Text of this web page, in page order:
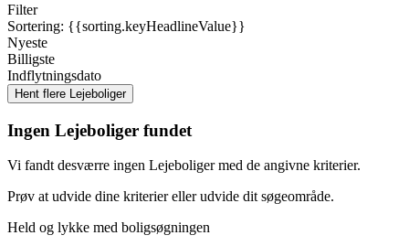
Filter
Sortering: {{sorting.keyHeadlineValue}}
Nyeste
Billigste
Indflytningsdato
Ingen Lejeboliger fundet
Vi fandt desværre ingen Lejeboliger med de angivne kriterier.
Prøv at udvide dine kriterier eller udvide dit søgeområde.
Held og lykke med boligsøgningen